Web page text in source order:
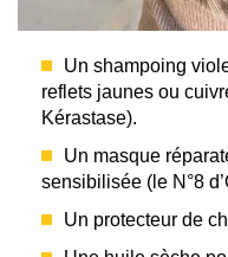
Un shampoing
reflets jaunes ou
Kérastase).
Un masque
sensibilisée (le N°8
Un protecteur de